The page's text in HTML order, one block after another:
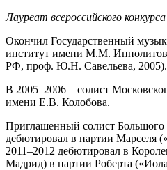
Лауреат всероссийского конкурса
Окончил Государственный
институт имени М.М.
РФ, проф. Ю.Н. Савельева, 2005).
В 2005–2006 – солист
имени Е.В. Колобова.
Приглашенный солист Большого
дебютировал в партии Марселя
2011–2012 дебютировал в
Мадрид) в партии Роберта